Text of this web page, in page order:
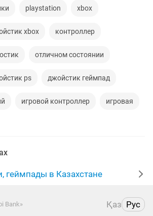
playstation xbox
xbox контроллер
отличном состоянии
ps джойстик геймпад
игровой контроллер игровая
playstation геймпад ps
геймпады в Казахстане
Bank» Қаз Рус